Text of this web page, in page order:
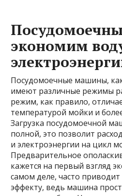
экономим
Посудомоечные машины,
имеют различные режимы
режим, как правило,
температурой мойки и
Загрузка посудомоечной
полной, это позволит
и электроэнергии на цикл
Предварительное
кажется на первый взгляд
самом деле, часто
эффекту, ведь машина